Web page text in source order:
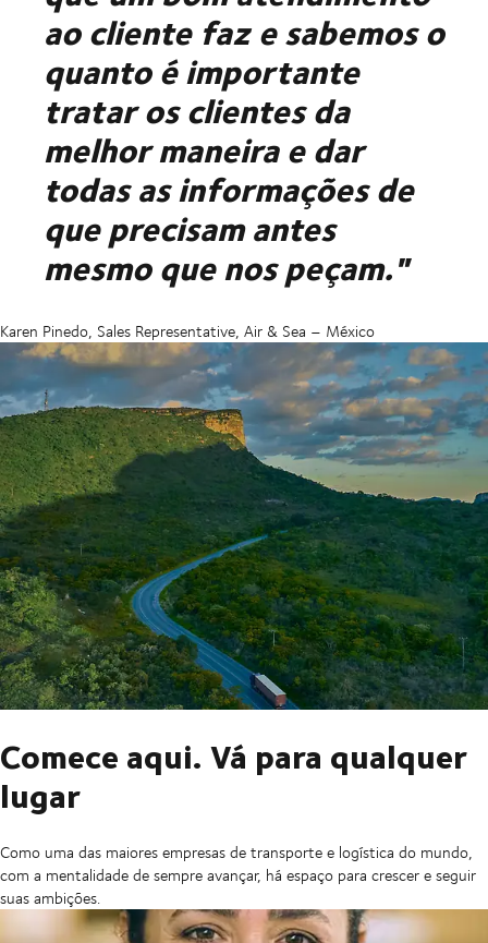
ao cliente faz e sabemos o
quanto é importante
tratar os clientes da
melhor maneira e dar
todas as informações de
que precisam antes
mesmo que nos peçam."
Karen Pinedo, Sales Representative, Air & Sea – México
Comece aqui. Vá para qualquer
lugar
Como uma das maiores empresas de transporte e logística do mundo,
com a mentalidade de sempre avançar, há espaço para crescer e seguir
suas ambições.